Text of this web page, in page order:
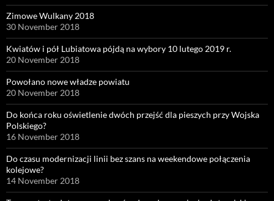
Zimowe Wulkany 2018
30 November 2018
Kwiatów i pół Lubiatowa pójdą na wybory 10 lutego 2019 r.
20 November 2018
Powołano nowe władze powiatu
20 November 2018
Do końca roku oświetlenie dwóch przejść dla pieszych przy Wojska
Polskiego?
16 November 2018
Do czasu modernizacji linii bez szans na weekendowe połączenia
kolejowe?
14 November 2018